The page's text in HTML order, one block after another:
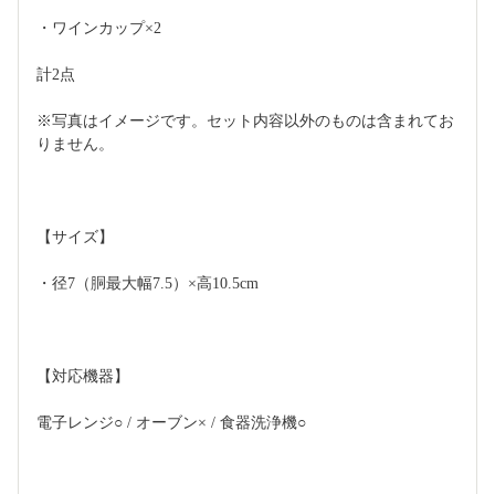
・ワインカップ×2
計2点
※写真はイメージです。セット内容以外のものは含まれてお
りません。
【サイズ】
・径7（胴最大幅7.5）×高10.5cm
【対応機器】
電子レンジ○ / オーブン× / 食器洗浄機○